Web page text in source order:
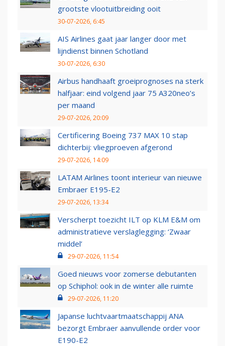
grootste vlootuitbreiding ooit
30-07-2026, 6:45
AIS Airlines gaat jaar langer door met
lijndienst binnen Schotland
30-07-2026, 6:30
Airbus handhaaft groeiprognoses na sterk
halfjaar: eind volgend jaar 75 A320neo’s
per maand
29-07-2026, 20:09
Certificering Boeing 737 MAX 10 stap
dichterbij: vliegproeven afgerond
29-07-2026, 14:09
LATAM Airlines toont interieur van nieuwe
Embraer E195-E2
29-07-2026, 13:34
Verscherpt toezicht ILT op KLM E&M om
administratieve verslaglegging: ‘Zwaar
middel’
29-07-2026, 11:54
Goed nieuws voor zomerse debutanten
op Schiphol: ook in de winter alle ruimte
29-07-2026, 11:20
Japanse luchtvaartmaatschappij ANA
bezorgt Embraer aanvullende order voor
E190-E2